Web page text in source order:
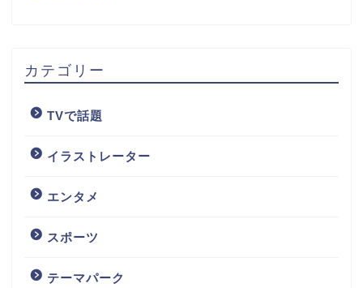
カテゴリー
TVで話題
イラストレーター
エンタメ
スポーツ
テーマパーク